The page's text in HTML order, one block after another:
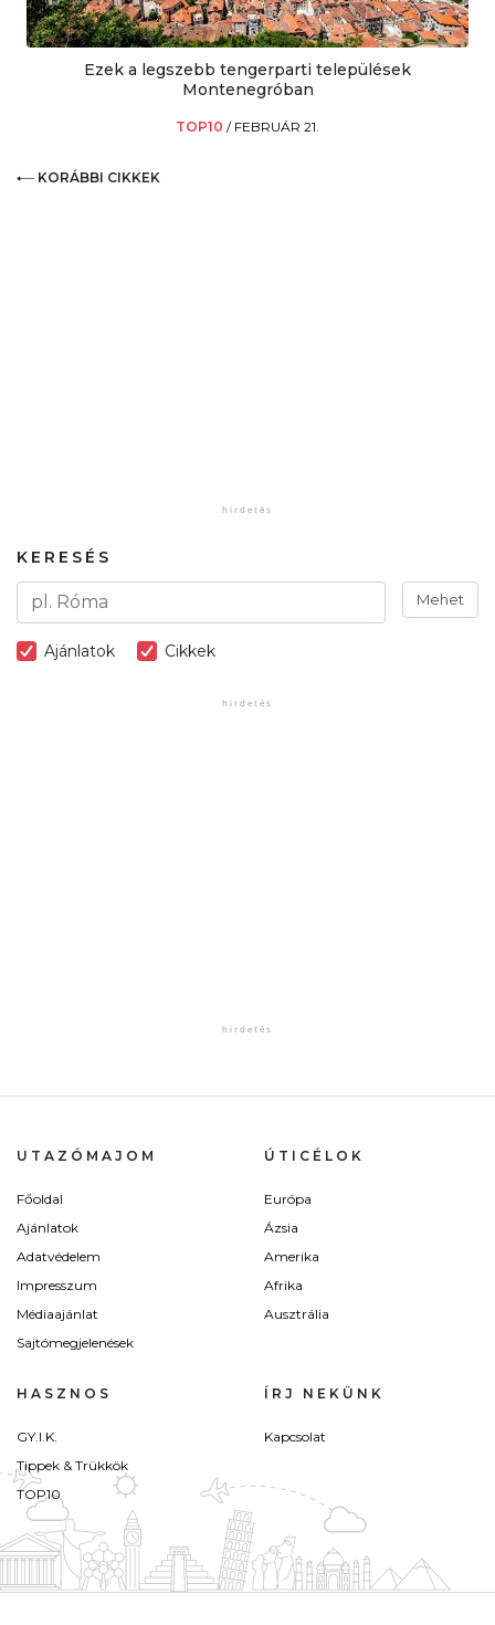
Ezek a legszebb tengerparti települések
Montenegróban
TOP10 / FEBRUÁR 21.
KORÁBBI CIKKEK
KERESÉS
Mehet
Ajánlatok Cikkek
UTAZÓMAJOM
Főoldal
Ajánlatok
Adatvédelem
Impresszum
Médiaajánlat
Sajtómegjelenések
ÚTICÉLOK
Európa
Ázsia
Amerika
Afrika
Ausztrália
HASZNOS
GY.I.K.
Tippek & Trükkök
TOP10
ÍRJ NEKÜNK
Kapcsolat